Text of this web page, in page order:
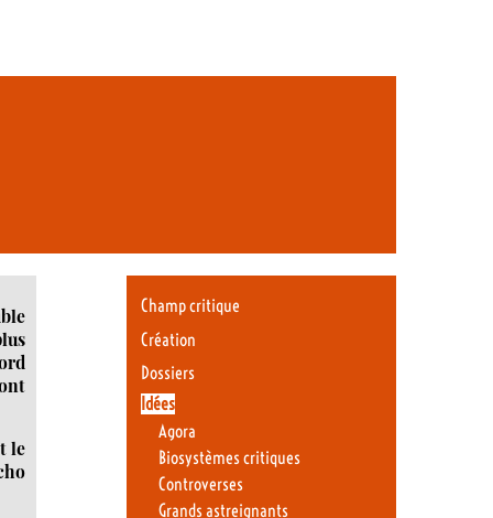
le
Champ critique
Création
Dossiers
Idées
Agora
Biosystèmes critiques
Controverses
Grands astreignants